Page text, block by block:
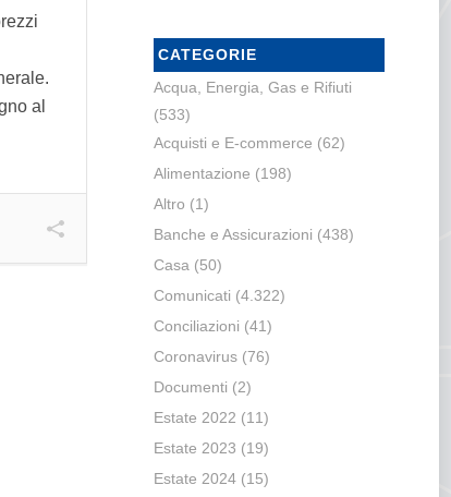
al
CATEGORIE
Acqua, Energia, Gas e Rifiuti
(533)
Acquisti e E-commerce (62)
Alimentazione (198)
Altro (1)
Banche e Assicurazioni (438)
Casa (50)
Comunicati (4.322)
Conciliazioni (41)
Coronavirus(76)
Documenti (2)
Estate 2022 (11)
Estate 2023 (19)
Estate 2024(15)